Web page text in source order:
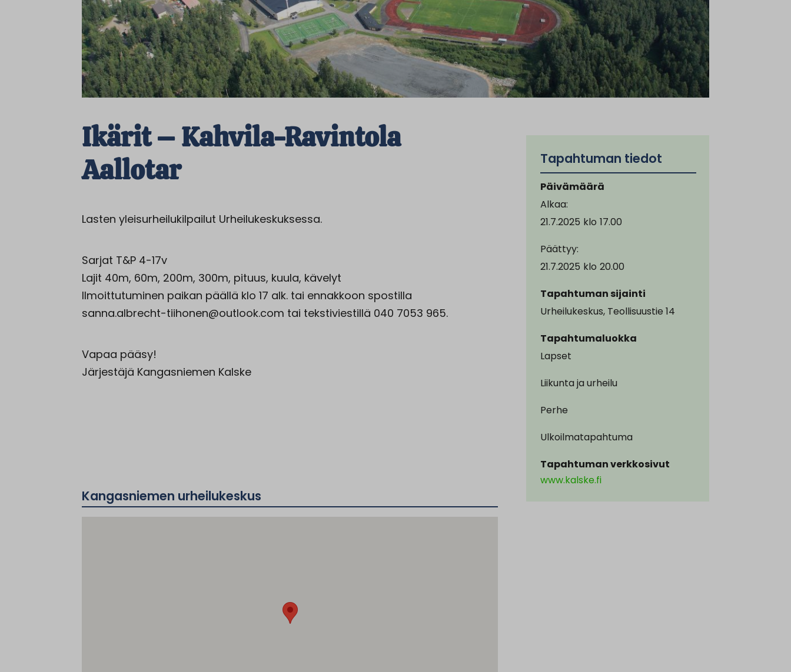
Ikärit – Kahvila-Ravintola
Aallotar
Lasten yleisurheilukilpailut Urheilukeskuksessa.
Sarjat T&P 4-17v
Lajit 40m, 60m, 200m, 300m, pituus, kuula, kävelyt
Ilmoittutuminen paikan päällä klo 17 alk. tai ennakkoon spostilla
sanna.albrecht-tiihonen@outlook.com tai tekstiviestillä 040 7053 965.
Vapaa pääsy!
Järjestäjä Kangasniemen Kalske
Kangasniemen urheilukeskus
Tapahtuman tiedot
Päivämäärä
Alkaa:
21.7.2025 klo 17.00
Päättyy:
21.7.2025 klo 20.00
Tapahtuman sijainti
Urheilukeskus, Teollisuustie 14
Tapahtumaluokka
Lapset
Liikunta ja urheilu
Perhe
Ulkoilmatapahtuma
Tapahtuman verkkosivut
www.kalske.fi